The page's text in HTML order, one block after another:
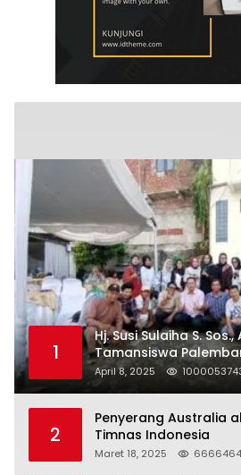
1
Hj. Susi Sulaiha S.
Tamansiswa
Halal Bihalal
April 8, 2025
2
Penyerang Australia
Timnas Indonesia
Maret 18, 2025